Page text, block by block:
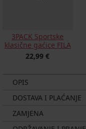
3PACK Sportske
klasične gaćice FILA
22,99 €
OPIS
DOSTAVA I PLAĆANJE
ZAMJENA